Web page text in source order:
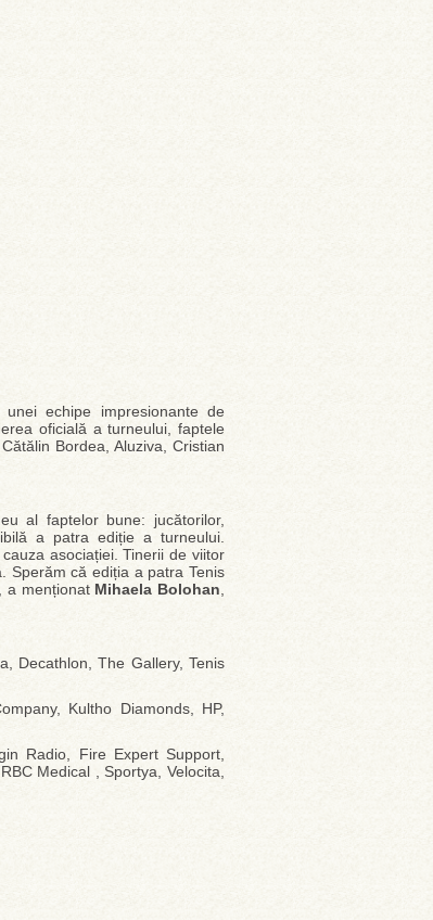
echipe impresionante de
oficială a turneului, faptele
Bordea, Aluziva, Cristian
al faptelor bune: jucătorilor,
a patra ediție a turneului.
asociației. Tinerii de viitor
Sperăm că ediția a patra Tenis
a menționat Mihaela Bolohan
Decathlon, The Gallery, Tenis
Kultho Diamonds, HP,
Radio, Fire Expert Support,
Medical , Sportya, Velocita,